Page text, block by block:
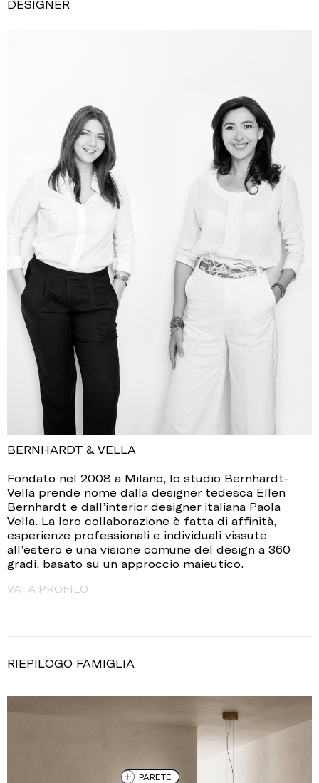
DESIGNER
BERNHARDT & VELLA
Fondato nel 2008 a Milano, lo studio Bernhardt-
Vella prende nome dalla designer tedesca Ellen
Bernhardt e dall’interior designer italiana Paola
Vella. La loro collaborazione è fatta di affinità,
esperienze professionali e individuali vissute
all’estero e una visione comune del design a 360
gradi, basato su un approccio maieutico.
VAI A PROFILO
RIEPILOGO FAMIGLIA
PARETE